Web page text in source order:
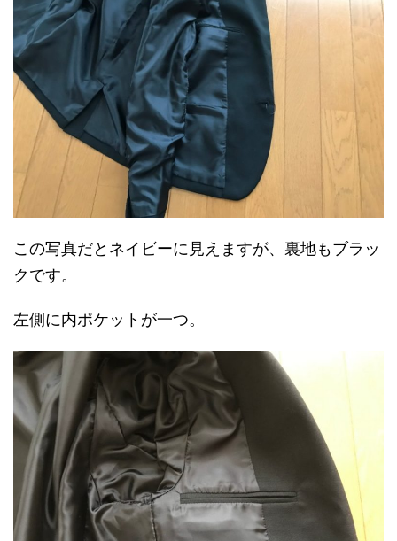
この写真だとネイビーに見えますが、裏地もブラッ
クです。
左側に内ポケットが一つ。